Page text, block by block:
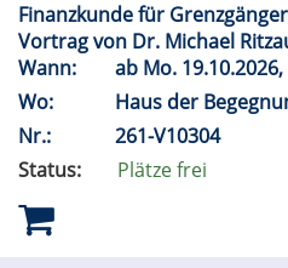
Finanzkunde für Grenzgänger
Vortrag von Dr. Michael
Wann:
ab Mo.
Wo:
Haus der
Nr.:
261-V10304
Status:
Plätze frei